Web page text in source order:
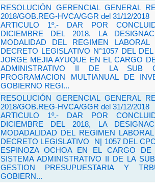
RESOLUCIÓN GERENCIAL GENERAL
2018/GOB.REG-HVCA/GGR del 31/12/2018
ARTICULO 1º.- DAR POR
DICIEMBRE DEL 2018, LA
MODALIDAD DEL REGIMEN LABORAL
DECRETO LEGISLATIVO N°1057 DEL
JORGE MEJIA AYUQUE EN EL CARGO
ADMINISTRATIVO II DE LA SUB
PROGRAMACION MULTIANUAL DE
GOBIERNO REGI...
RESOLUCIÓN GERENCIAL GENERAL
2018/GOB.REG-HVCA/GGR del 31/12/2018
ARTICULO 1º.- DAR POR
DICIEMBRE DEL 2018, LA
MODADALIDAD DEL REGIMEN
DECRETO LEGISLATIVO N| 1057 DEL
ESPINOZA OCHOA EN EL CARGO DE
SISTEMA ADMINISTRATIVO II DE LA
GESTION PRESUPUESTARIA Y
GOBIERN...